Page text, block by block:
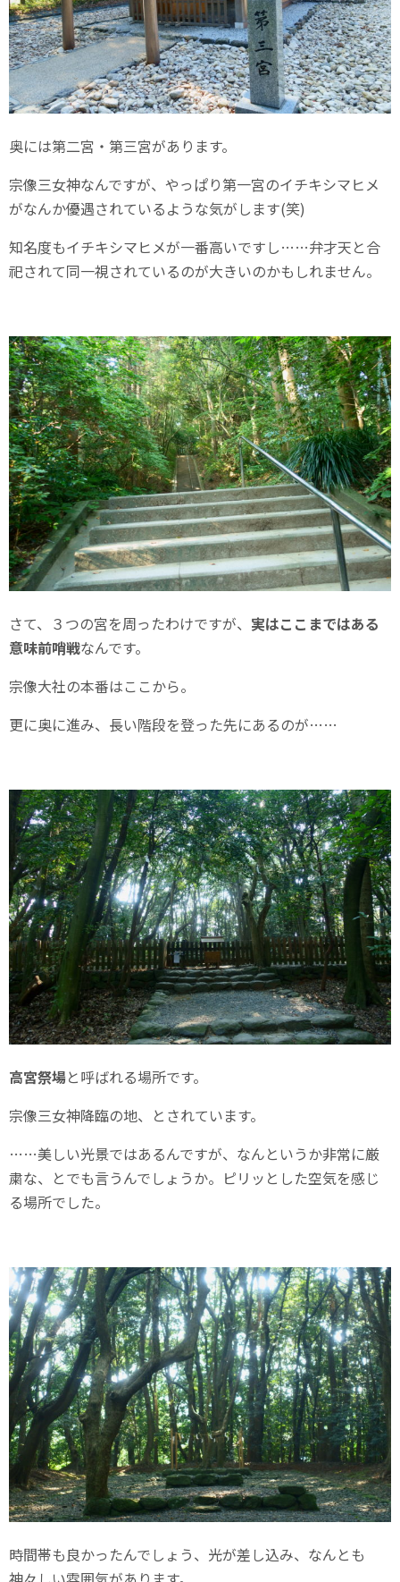
奥には第二宮・第三宮があります。
宗像三女神なんですが、やっぱり第一宮のイチキシマヒメ
がなんか優遇されているような気がします(笑)
知名度もイチキシマヒメが一番高いですし……弁才天と合
祀されて同一視されているのが大きいのかもしれません。
さて、３つの宮を周ったわけですが、 実はここまではある
意味前哨戦なんです。
宗像大社の本番はここから。
更に奥に進み、長い階段を登った先にあるのが……
高宮祭場と呼ばれる場所です。
宗像三女神降臨の地、とされています。
……美しい光景ではあるんですが、なんというか非常に厳
粛な、とでも言うんでしょうか。ピリッとした空気を感じ
る場所でした。
時間帯も良かったんでしょう、光が差し込み、なんとも